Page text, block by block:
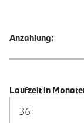
Anzahlung:
Anzahlung
Laufzeit in